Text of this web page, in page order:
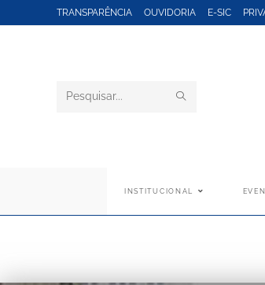
TRANSPARÊNCIA OUVIDORIA E-SIC
Pesquisar
INSTITUCIONAL